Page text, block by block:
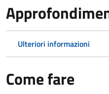
Ulteriori informazioni
Come fare